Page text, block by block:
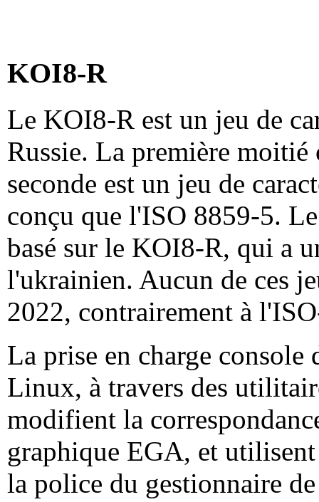
KOI8-R
Le KOI8-R est un jeu de
Russie. La première
seconde est un jeu de
conçu que l'ISO 8859-5.
basé sur le KOI8-R, qui a
l'ukrainien. Aucun de ces
2022, contrairement à
La prise en charge
Linux, à travers des
modifient la
graphique EGA, et
la police du gestionnaire